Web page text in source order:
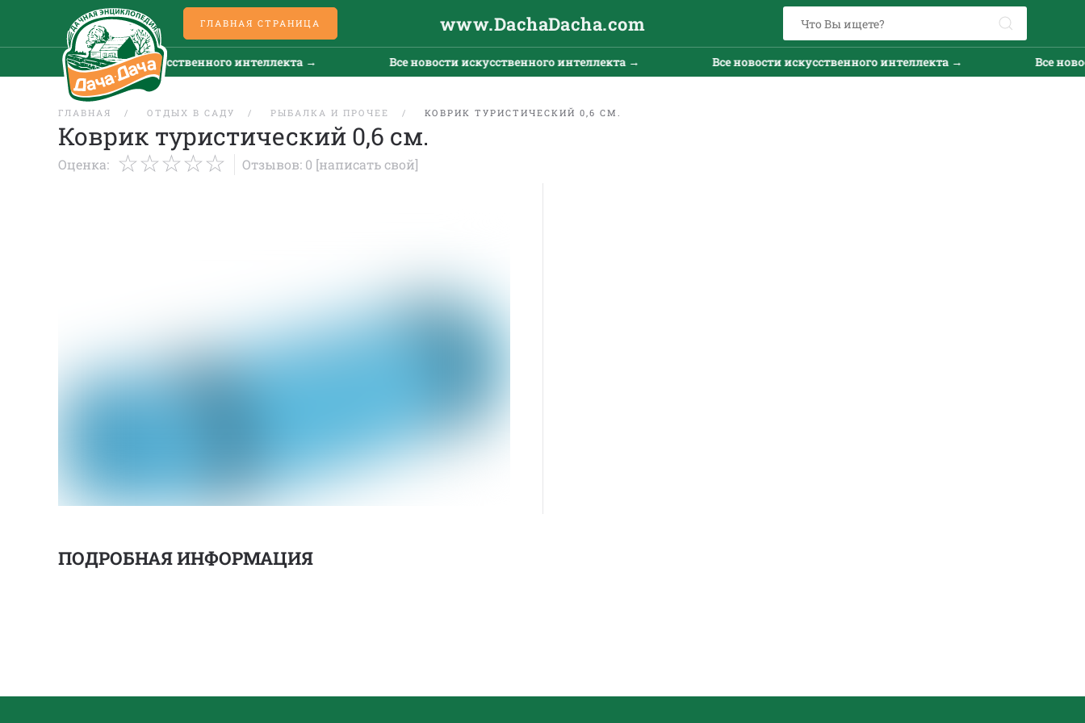
ГЛАВНАЯ СТРАНИЦА www.DachaDacha.com
Все новости искусственного интеллекта → Все новости искусственного интеллекта → Все новости искусственного интеллекта → Все
ГЛАВНАЯ ОТДЫХ В САДУ РЫБАЛКА И ПРОЧЕЕ КОВРИК ТУРИСТИЧЕСКИЙ 0,6 СМ.
Коврик туристический 0,6 см.
Оценка: Отзывов: 0 [написать свой]
ПОДРОБНАЯ ИНФОРМАЦИЯ